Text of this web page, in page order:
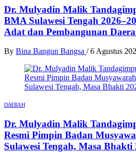
Dr. Mulyadin Malik
BMA Sulawesi Tengah
Adat dan Pembangunan
By Bina Bangun Bangsa / 6 Agustus
DAERAH
Dr. Mulyadin Malik
Resmi Pimpin Badan
Sulawesi Tengah, Masa Bhakti